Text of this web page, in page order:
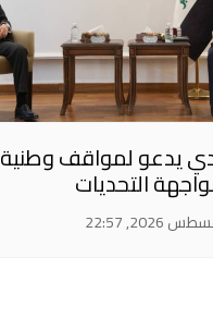
يدعو لمواقف وطنية
التحديات